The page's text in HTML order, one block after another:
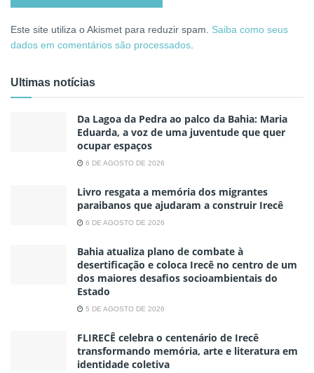
Este site utiliza o Akismet para reduzir spam. Saiba como seus
dados em comentários são processados.
Ultimas notícias
Da Lagoa da Pedra ao palco da Bahia: Maria
Eduarda, a voz de uma juventude que quer
ocupar espaços
6 DE AGOSTO DE 2026
Livro resgata a memória dos migrantes
paraibanos que ajudaram a construir Irecê
6 DE AGOSTO DE 2026
Bahia atualiza plano de combate à
desertificação e coloca Irecê no centro de um
dos maiores desafios socioambientais do
Estado
5 DE AGOSTO DE 2026
FLIRECÊ celebra o centenário de Irecê
transformando memória, arte e literatura em
identidade coletiva